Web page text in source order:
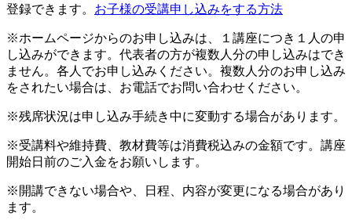
登録できます。 お子様の受講申し込みをする方法
※ホームページからのお申し込みは、１講座につき１人の申
し込みができます。代表者の方が複数人分の申し込みはでき
ません。各人でお申し込みください。複数人分のお申し込み
をされたい場合は、お電話でお問い合わせください。
※残席状況は申し込み手続き中に変動する場合があります。
※受講料や維持費、教材費等は消費税込みの金額です。講座
開始日前のご入金をお願いします。
※開講できない場合や、日程、内容が変更になる場合があり
ます。